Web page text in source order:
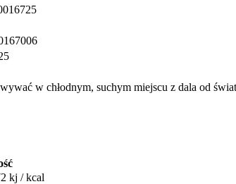
w chłodnym, suchym miejscu z dala od
kj / kcal